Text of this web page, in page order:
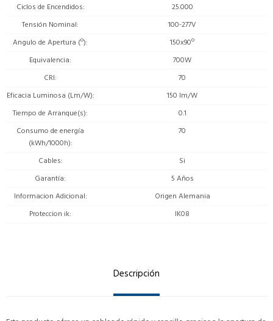
Ciclos de Encendidos
25.000
Tensión Nominal
100-277V
Angulo de Apertura (º)
150x90º
Equivalencia
700W
CRI
70
Eficacia Luminosa (Lm/W)
150 lm/W
Tiempo de Arranque(s)
0.1
Consumo de energía
(kWh/1000h)
70
Cables
Si
Garantía
5 Años
Informacion Adicional
Origen Alemania
Proteccion ik
IK08
Descripción